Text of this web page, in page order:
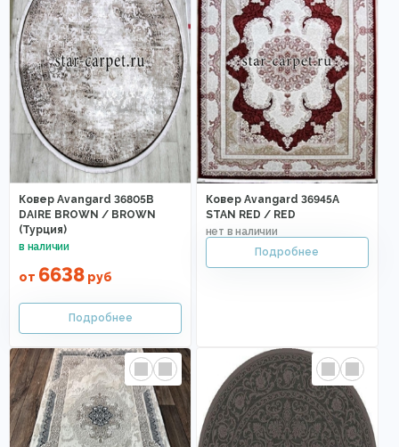
Ковер Avangard 36805B
DAIRE BROWN / BROWN
(Турция)
от 6638 руб
Ковер Avangard 36945A
STAN RED / RED